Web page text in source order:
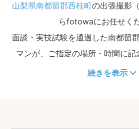
山梨県南都留郡西桂町の出張撮影
らfotowaにお任せく
面談・実技試験を通過した南都留
マンが、ご指定の場所・時間に記
続きを表示